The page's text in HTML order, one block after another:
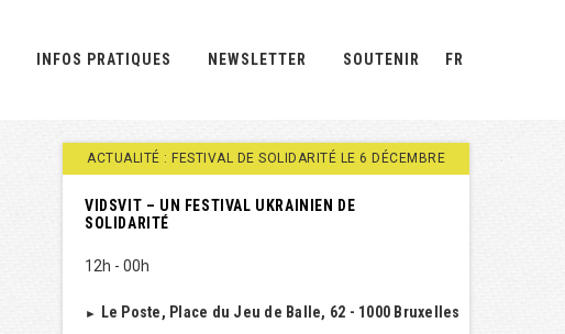
INFOS PRATIQUES NEWSLETTER SOUTENIR FR
ACTUALITÉ : FESTIVAL DE SOLIDARITÉ LE 6 DÉCEMBRE
VIDSVIT – UN FESTIVAL UKRAINIEN DE
SOLIDARITÉ
12h - 00h
► Le Poste, Place du Jeu de Balle, 62 - 1000 Bruxelles